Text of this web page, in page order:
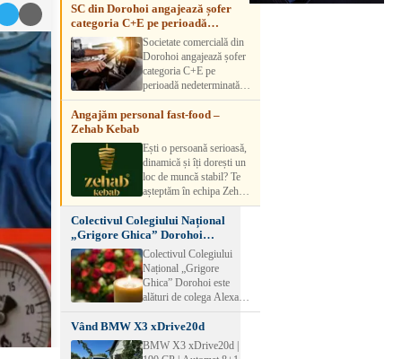
SC din Dorohoi angajează șofer
categoria C+E pe perioadă
nedeterminatăSocietate comercială din
Dorohoi angajează șofer
categoria C+E pe
perioadă nedeterminată.
Candidatul trebuie să
aibă experiență și atestat
detalii, vă rog să sunați la
numărul de telefon.
Angajăm personal fast-food –
Zehab Kebab
Ești o persoană serioasă,
dinamică și îți dorești un
loc de muncă stabil? Te
așteptăm în echipa Zehab
Kebab! Posturi
disponibile: -
SHAORMAR AJUTOR
BUCATAR 2/posturi -
LUCRATOR
COMERCIAL
VANZATOR /2 posturi
muncă Program flexibil
Salariu motivant, în
funcție de experienț
Colectivul Colegiului Național
„Grigore Ghica” Dorohoi
transmite sincere condoleanțe
Colectivul Colegiului
Național „Grigore
Ghica” Dorohoi este
alături de colega Alexa
Lăcrămioara la trecerea în
neființă a soțului și
transmite sincere
condoleanțe familiei.
Vând BMW X3 xDrive20d
BMW X3 xDrive20d |